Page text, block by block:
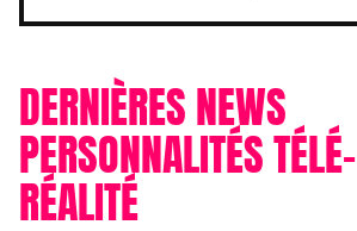
DERNIÈRES NEWS
PERSONNALITÉS TÉLÉ-
RÉALITÉ